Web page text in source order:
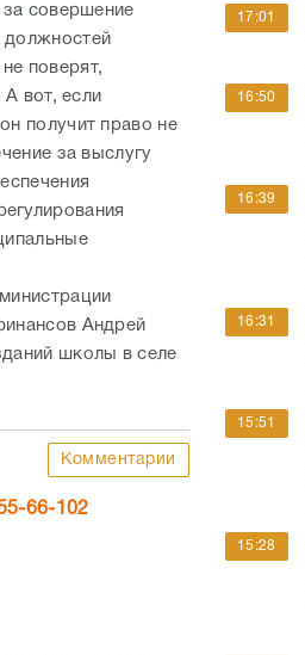
совершение
должностей
поверят,
А вот, если
получит право не
за выслугу
Андрей
школы в селе
Комментарии
66-102
17:01
16:50
16:39
16:31
15:51
15:28